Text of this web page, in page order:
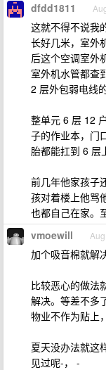
dfdd1811
这就不得不说我
长好几米，室外
后这个空调室外
室外机水管都查
2 层外包弱电线
整单元 6 层 12
子的作业本，门
胎都能扛到 6 层
前几年他家孩子
孩对着楼上他骂
也都自己在家。
vmoewill
加个吸音棉就解
比较恶心的做法
解决。等差不多
物业不作为贴上
夏天没办法就这
见过呢-， -